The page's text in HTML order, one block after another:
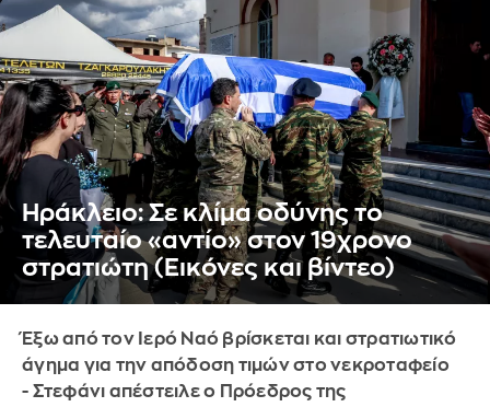
Ηράκλειο: Σε κλίμα οδύνης το
τελευταίο «αντίο» στον 19χρονο
στρατιώτη (Εικόνες και βίντεο)
Έξω από τον Ιερό Ναό βρίσκεται και στρατιωτικό
άγημα για την απόδοση τιμών στο νεκροταφείο
- Στεφάνι απέστειλε ο Πρόεδρος της